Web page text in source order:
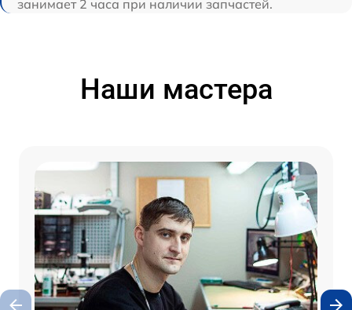
занимает 2 часа при наличии запчастей.
Наши мастера